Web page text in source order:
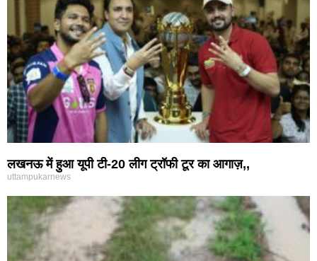
लखनऊ में हुआ यूपी टी-20 लीग ट्रॉफी टूर का आगाज़,,
uttampukarnews